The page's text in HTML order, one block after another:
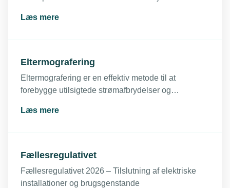
Læs mere
Eltermografering
Eltermografering er en effektiv metode til at
forebygge utilsigtede strømafbrydelser og
Læs mere
Fællesregulativet
Fællesregulativet 2026 – Tilslutning af elektriske
installationer og brugsgenstande